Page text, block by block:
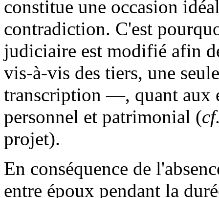
constitue une occasion
contradiction. C'est
judiciaire est modifié afin
vis-à-vis des tiers, une
transcription —, quant aux
personnel et patrimonial (
projet).
En conséquence de
entre époux pendant la